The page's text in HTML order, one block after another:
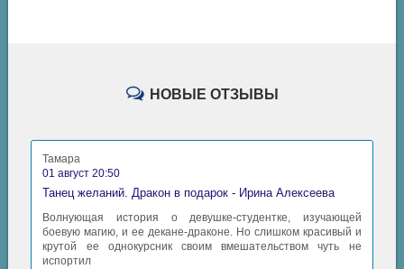
НОВЫЕ ОТЗЫВЫ
Тамара
01 август 20:50
Танец желаний. Дракон в подарок - Ирина Алексеева
Волнующая история о девушке-студентке, изучающей
боевую магию, и ее декане-драконе. Но слишком красивый и
крутой ее однокурсник своим вмешательством чуть не
испортил